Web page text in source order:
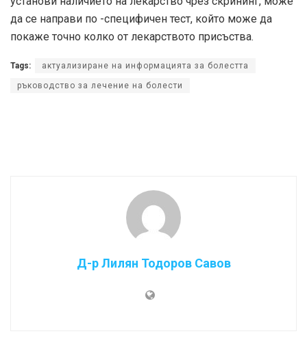
да се направи по -специфичен тест, който може да
покаже точно колко от лекарството присъства.
Tags: актуализиране на информацията за болестта
ръководство за лечение на болести
Д-р Лилян Тодоров Савов